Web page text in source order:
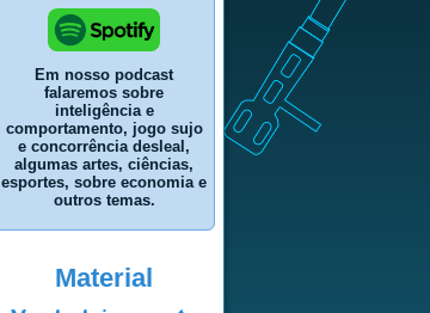
Em nosso podcast
falaremos sobre
inteligência e
comportamento, jogo sujo
e concorrência desleal,
algumas artes, ciências,
esportes, sobre economia e
outros temas.
Material